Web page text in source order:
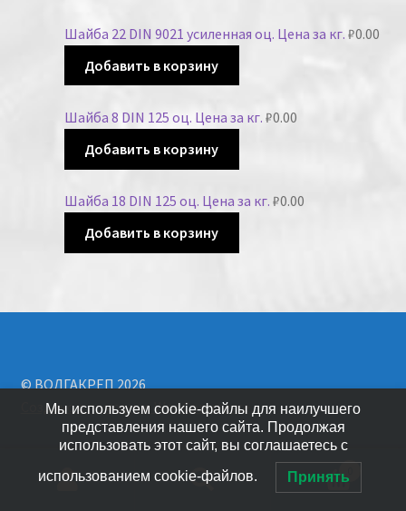
Шайба 22 DIN 9021 усиленная оц. Цена за кг. ₽0.00
Добавить в корзину
Шайба 8 DIN 125 оц. Цена за кг. ₽0.00
Добавить в корзину
Шайба 18 DIN 125 оц. Цена за кг. ₽0.00
Добавить в корзину
© ВОЛГАКРЕП 2026
Создано с помощью WooCommerce
Мы используем cookie-файлы для наилучшего
представления нашего сайта. Продолжая
использовать этот сайт, вы соглашаетесь с
использованием cookie-файлов. Принять